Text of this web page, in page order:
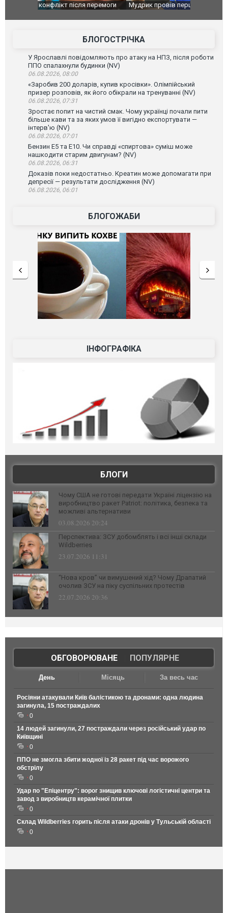
Мудрик провів перший матч за "Челсі" після
під час
Франції
БЛОГОСТРІЧКА
У Ярославлі повідомляють про атаку на НПЗ, після роботи
ППО спалахнули будинки (NV)
06.08.2026, 08:00
«Заробив 200 доларів, купив кросівки». Олімпійський
призер розповів, як його обікрали на тренуванні (NV)
06.08.2026, 07:31
Зростає попит на чистий смак. Чому українці почали пити
більше кави та за яких умов її вигідно експортувати —
інтерв'ю (NV)
06.08.2026, 07:01
Бензин Е5 та Е10. Чи справді «спиртова» суміш може
нашкодити старим двигунам? (NV)
06.08.2026, 06:31
Доказів поки недостатньо. Креатин може допомагати при
депресії — результати дослідження (NV)
06.08.2026, 06:01
БЛОГОЖАБИ
ІНФОГРАФІКА
БЛОГИ
Чому США не готові передати Україні ліцензію на
виробництво ракет Patriot: політика, безпека та
можливі альтернативи
03.08.2026 20:24
Перспектива: ЗСУ добомблять і всі інші склади
Wildberries
23.07.2026 11:31
“Нова кров” чи вимушений хід? Чому Драпатий
очолив ЗСУ на піку суспільних протестів
22.07.2026 20:36
ОБГОВОРЮВАНЕ| ПОПУЛЯРНЕ
День Місяць За весь час
Росіяни атакували Київ балістикою та дронами: одна людина
загинула, 15 постраждалих
0
14 людей загинули, 27 постраждали через російський удар по
Київщині
0
ППО не змогла збити жодної із 28 ракет під час ворожого
обстрілу
0
Удар по "Епіцентру": ворог знищив ключові логістичні центри та
завод з виробництв керамічної плитки
0
Склад Wildberries горить після атаки дронів у Тульській області
0